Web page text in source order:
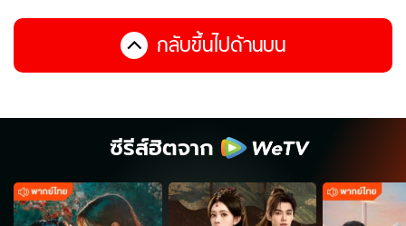
กลับขึ้นไปด้านบน
ซีรีส์ฮิตจาก